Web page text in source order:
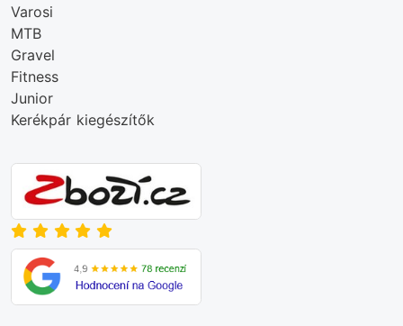
Varosi
MTB
Gravel
Fitness
Junior
Kerékpár kiegészítők